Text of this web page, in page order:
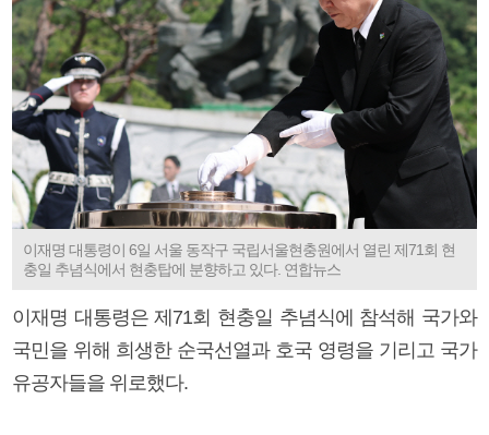
이재명 대통령이 6일 서울 동작구 국립서울현충원에서 열린 제71회 현
충일 추념식에서 현충탑에 분향하고 있다. 연합뉴스
이재명 대통령은 제71회 현충일 추념식에 참석해 국가와
국민을 위해 희생한 순국선열과 호국 영령을 기리고 국가
유공자들을 위로했다.